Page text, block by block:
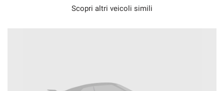
Scopri altri veicoli simili